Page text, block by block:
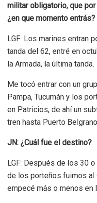
militar obligatorio, que
¿en que momento
LGF: Los marines entran
tanda del 62, entré en
la Armada, la última tanda.
Me tocó entrar con un
Pampa, Tucumán y los
en Patricios, de ahí un
tren hasta Puerto
JN: ¿Cuál fue el destino?
LGF: Después de los 30
de los porteños fuimos al
empecé más o menos en